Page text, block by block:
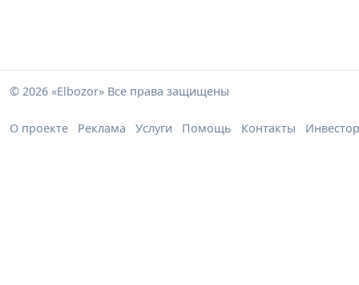
© 2026 «Elbozor» Все права защищены
О проекте Реклама Услуги Помощь Контакты